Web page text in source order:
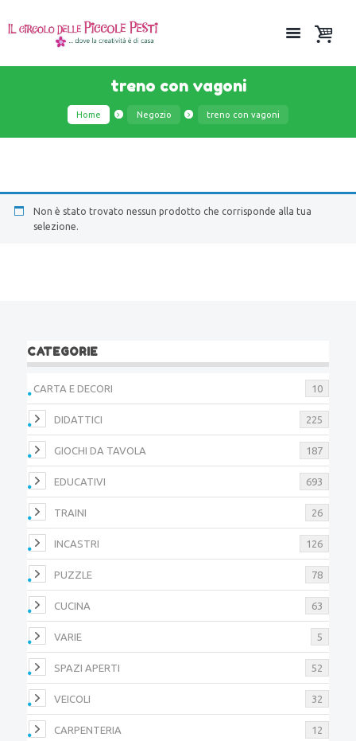
treno con vagoni
Home Negozio treno con vagoni
Non è stato trovato nessun prodotto che corrisponde alla tua
selezione.
CATEGORIE
CARTA E DECORI 10
DIDATTICI 225
GIOCHI DA TAVOLA 187
EDUCATIVI 693
TRAINI 26
INCASTRI 126
PUZZLE 78
CUCINA 63
VARIE 5
SPAZI APERTI 52
VEICOLI 32
CARPENTERIA 12